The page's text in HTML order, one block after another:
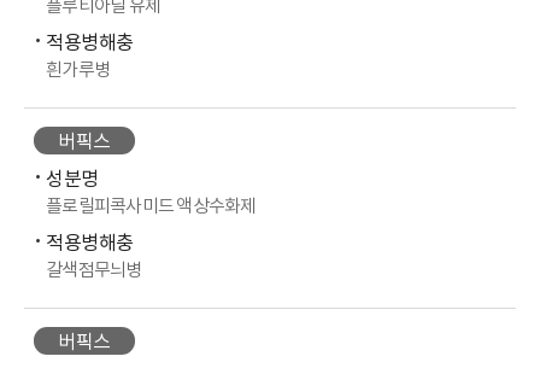
플루티아닐 유제
적용병해충
흰가루병
버픽스
성분명
플로릴피콕사미드 액상수화제
적용병해충
갈색점무늬병
버픽스